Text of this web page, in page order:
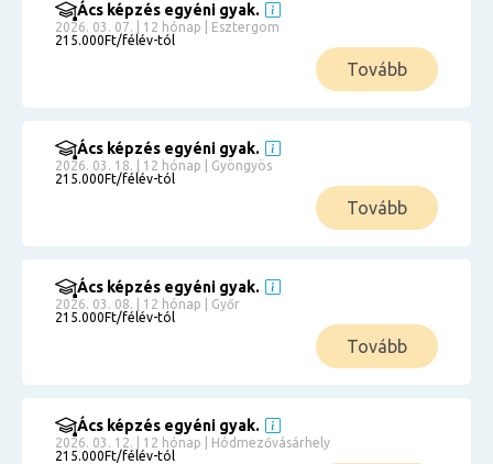
Ács képzés egyéni gyak.
2026. 03. 07. | 12 hónap | Esztergom
215.000Ft/félév-tól
Tovább
Ács képzés egyéni gyak.
2026. 03. 18. | 12 hónap | Gyöngyös
215.000Ft/félév-tól
Tovább
Ács képzés egyéni gyak.
2026. 03. 08. | 12 hónap | Győr
215.000Ft/félév-tól
Tovább
Ács képzés egyéni gyak.
2026. 03. 12. | 12 hónap | Hódmezővásárhely
215.000Ft/félév-tól